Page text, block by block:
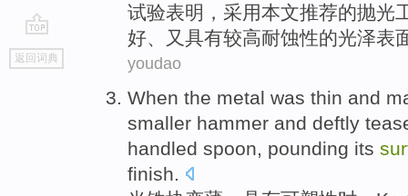
go
top
返回词典
试验表明 ， 采用本文推荐的抛光
好、又 具有较高耐蚀性的光泽表
youdao
When the metal was thin and
smaller hammer and deftly
handled spoon pounding its
finish.